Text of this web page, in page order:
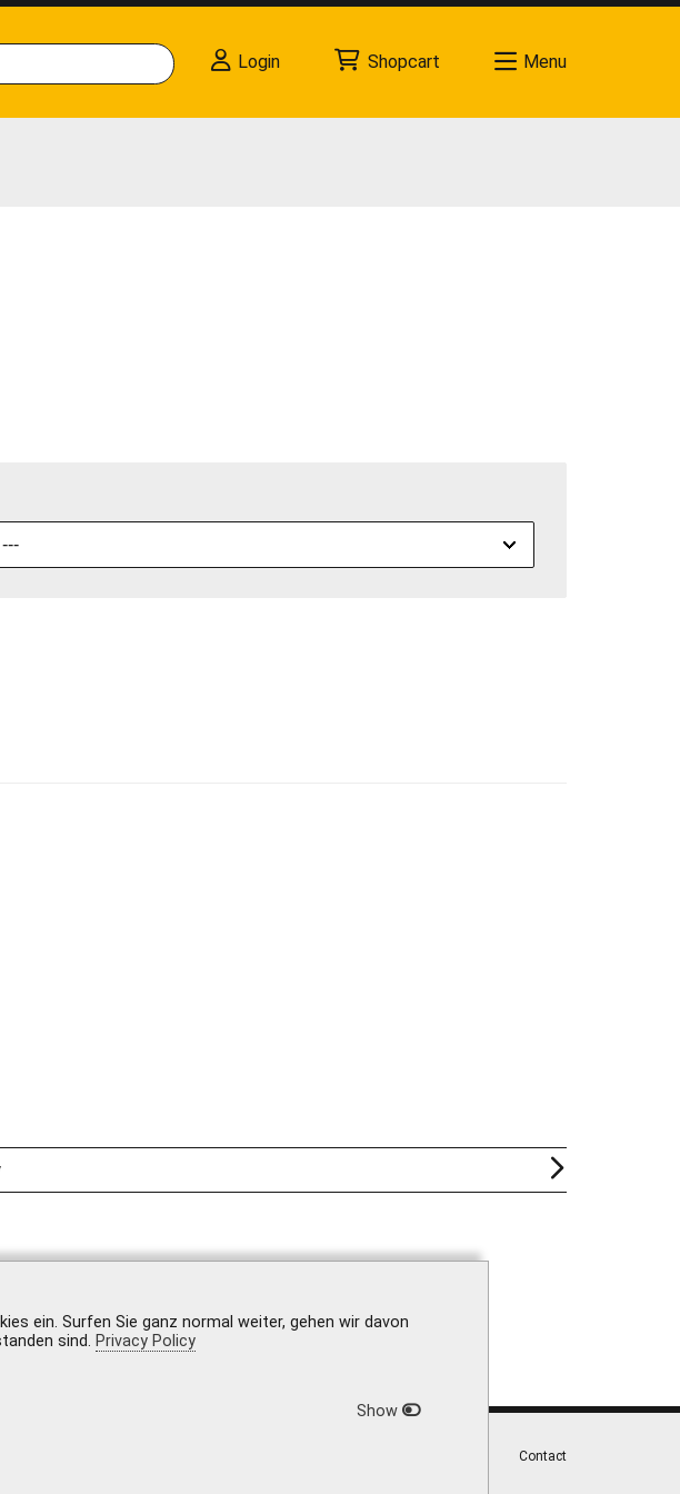
ein. Surfen Sie ganz normal weiter, gehen wir davon
sind. Privacy Policy
Show
Contact
Login Shopcart Menu